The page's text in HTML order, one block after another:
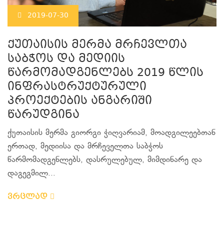
2019-07-30
ქუთაისის მერმა მრჩევლთა
საბჭოს და მედიის
წარმომადგენლებს 2019 წლის
ინფრასტრუქტურული
პროექტების ანგარიში
წარუდგინა
ქუთაისის მერმა გიორგი ჭიღვარიამ, მოადგილეებთან
ერთად, მედიისა და მრჩეველთა საბჭოს
წარმომადგენლებს, დასრულებულ, მიმდინარე და
დაგეგმილ...
ვრცლად